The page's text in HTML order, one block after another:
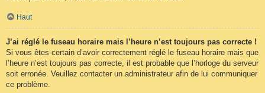
Haut
J’ai réglé le fuseau horaire mais l’heure n’est toujours pas correcte !
Si vous êtes certain d’avoir correctement réglé le fuseau horaire mais que
l’heure n’est toujours pas correcte, il est probable que l’horloge du serveur
soit erronée. Veuillez contacter un administrateur afin de lui communiquer
ce problème.